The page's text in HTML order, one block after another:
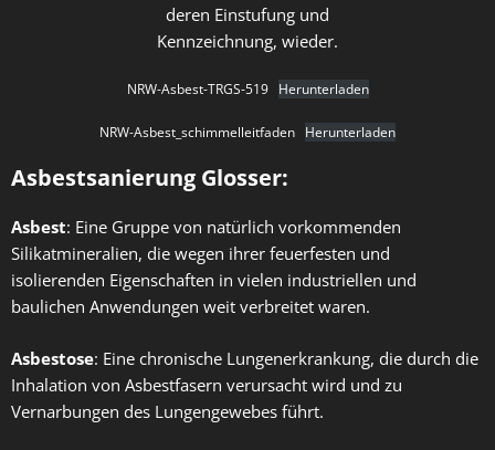
deren Einstufung und
Kennzeichnung, wieder.
NRW-Asbest-TRGS-519 Herunterladen
NRW-Asbest_schimmelleitfaden Herunterladen
Asbestsanierung Glosser:
Asbest: Eine Gruppe von natürlich vorkommenden
Silikatmineralien, die wegen ihrer feuerfesten und
isolierenden Eigenschaften in vielen industriellen und
baulichen Anwendungen weit verbreitet waren.
Asbestose: Eine chronische Lungenerkrankung, die durch die
Inhalation von Asbestfasern verursacht wird und zu
Vernarbungen des Lungengewebes führt.